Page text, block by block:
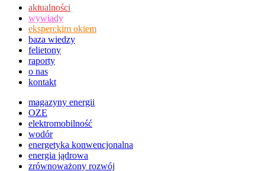
aktualności
wywiady
eksperckim okiem
baza wiedzy
felietony
raporty
o nas
kontakt
magazyny energii
OZE
elektromobilność
wodór
energetyka konwencjonalna
energia jądrowa
zrównoważony rozwój